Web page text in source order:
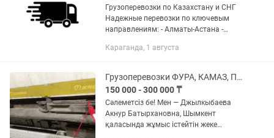
Грузоперевозки по Казахстану и СНГ
Надежные перевозки по ключевым
направлениям: - Алматы-Астана -
Алматы-Устькаман - Алматы - Орал -
Караганда, 1 августа
Грузоперевозки ФУРА, КАМАЗ, ПЛОЩАДКА, РЕФРИЖЕРАТОР, ГАЗЕЛЬ, ТЕНТ
150 000 - 300 000 ₸
Сәлеметсіз бе! Мен — Джылкыбаева
Акнур Батырхановна, Шымкент
қаласында жұмыс істейтін жеке